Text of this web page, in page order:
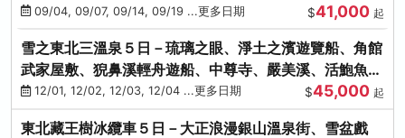
龍蝦-台中出發
09/04, 09/07, 09/14, 09/19 ...更多日期 $41,000 起
雪之東北三溫泉５日－琉璃之眼、淨土之濱遊覽船、角館
武家屋敷、猊鼻溪輕舟遊船、中尊寺、嚴美溪、活鮑魚
燒、烤牡蠣、握壽司體驗
12/01, 12/02, 12/03, 12/04 ...更多日期 $45,000 起
東北藏王樹冰纜車５日－大正浪漫銀山溫泉街、雪盆戲